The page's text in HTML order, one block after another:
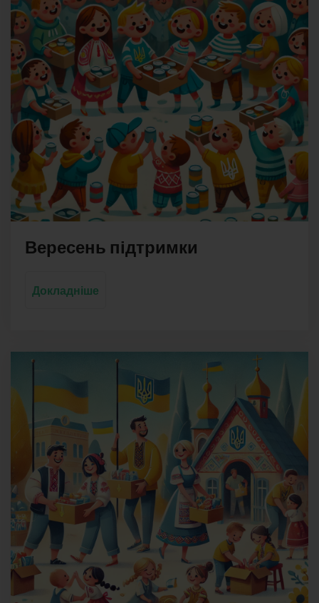
Вересень підтримки
Докладніше